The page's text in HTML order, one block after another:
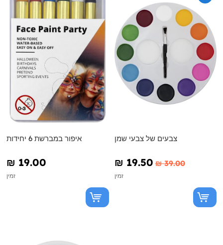
איפור במברשת 6 יחידות
₪‎ 19.00
זמין
צבעים של צבעי שמן
₪‎ 19.50 ₪‎ 39.00
זמין